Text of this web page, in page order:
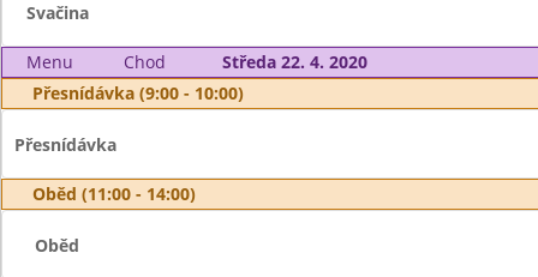
Svačina
Menu Chod
Středa 22. 4. 2020
Přesnídávka (9:00 - 10:00)
Přesnídávka
Oběd (11:00 - 14:00)
Oběd